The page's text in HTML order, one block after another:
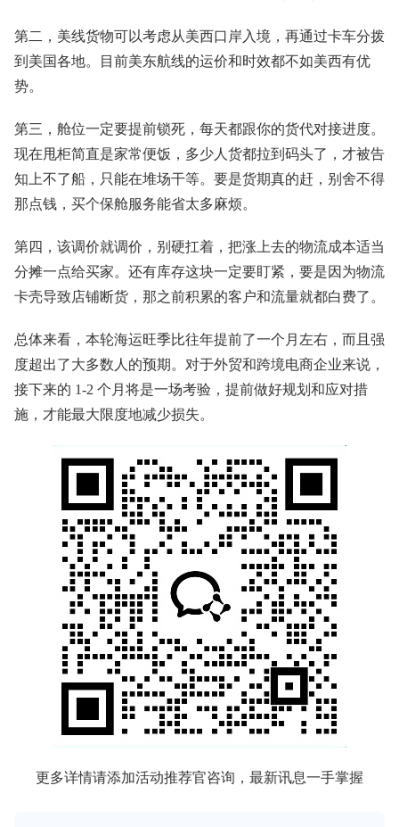
第二，美线货物可以考虑从美西口岸入境，再通过卡车分拨
到美国各地。目前美东航线的运价和时效都不如美西有优
势。
第三，舱位一定要提前锁死，每天都跟你的货代对接进度。
现在甩柜简直是家常便饭，多少人货都拉到码头了，才被告
知上不了船，只能在堆场干等。要是货期真的赶，别舍不得
那点钱，买个保舱服务能省太多麻烦。
第四，该调价就调价，别硬扛着，把涨上去的物流成本适当
分摊一点给买家。还有库存这块一定要盯紧，要是因为物流
卡壳导致店铺断货，那之前积累的客户和流量就都白费了。
总体来看，本轮海运旺季比往年提前了一个月左右，而且强
度超出了大多数人的预期。对于外贸和跨境电商企业来说，
接下来的 1-2 个月将是一场考验，提前做好规划和应对措
施，才能最大限度地减少损失。
更多详情请添加活动推荐官咨询，最新讯息一手掌握